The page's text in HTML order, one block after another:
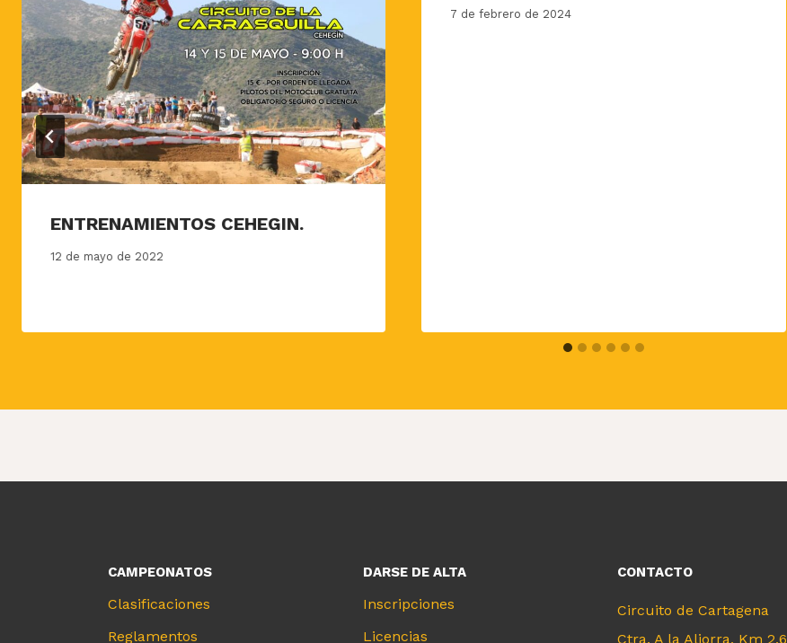
ENTRENAMIENTOS CEHEGIN.
12 de mayo de 2022
7 de febrero de 2024
CAMPEONATOS
Clasificaciones
Reglamentos
DARSE DE ALTA
Inscripciones
Licencias
CONTACTO
Circuito de Cartagena
Ctra. A la Aljorra, Km 2,6